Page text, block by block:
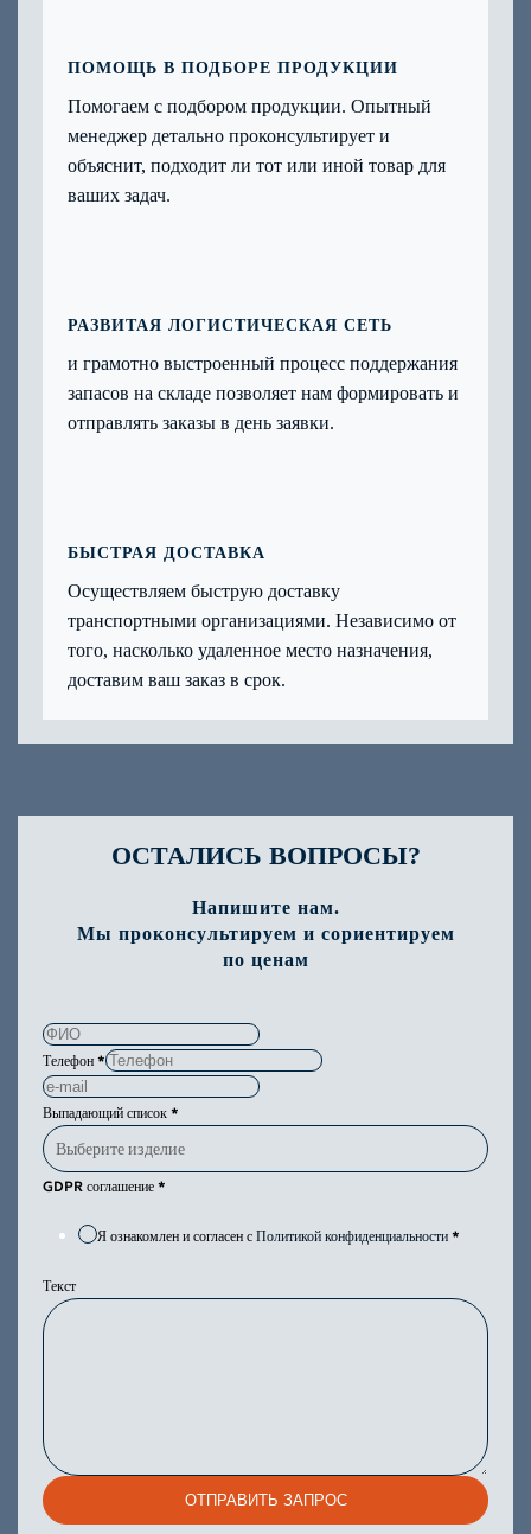
ПОМОЩЬ В ПОДБОРЕ ПРОДУКЦИИ
Помогаем с подбором продукции. Опытный
менеджер детально проконсультирует и
объяснит, подходит ли тот или иной товар для
ваших задач.
РАЗВИТАЯ ЛОГИСТИЧЕСКАЯ СЕТЬ
и грамотно выстроенный процесс поддержания
запасов на складе позволяет нам формировать и
отправлять заказы в день заявки.
БЫСТРАЯ ДОСТАВКА
Осуществляем быструю доставку
транспортными организациями. Независимо от
того, насколько удаленное место назначения,
доставим ваш заказ в срок.
ОСТАЛИСЬ ВОПРОСЫ?
Напишите нам.
Мы проконсультируем и сориентируем
по ценам
Телефон *
Выпадающий список *
GDPR соглашение *
Я ознакомлен и согласен с Политикой конфиденциальности *
Текст
ОТПРАВИТЬ ЗАПРОС